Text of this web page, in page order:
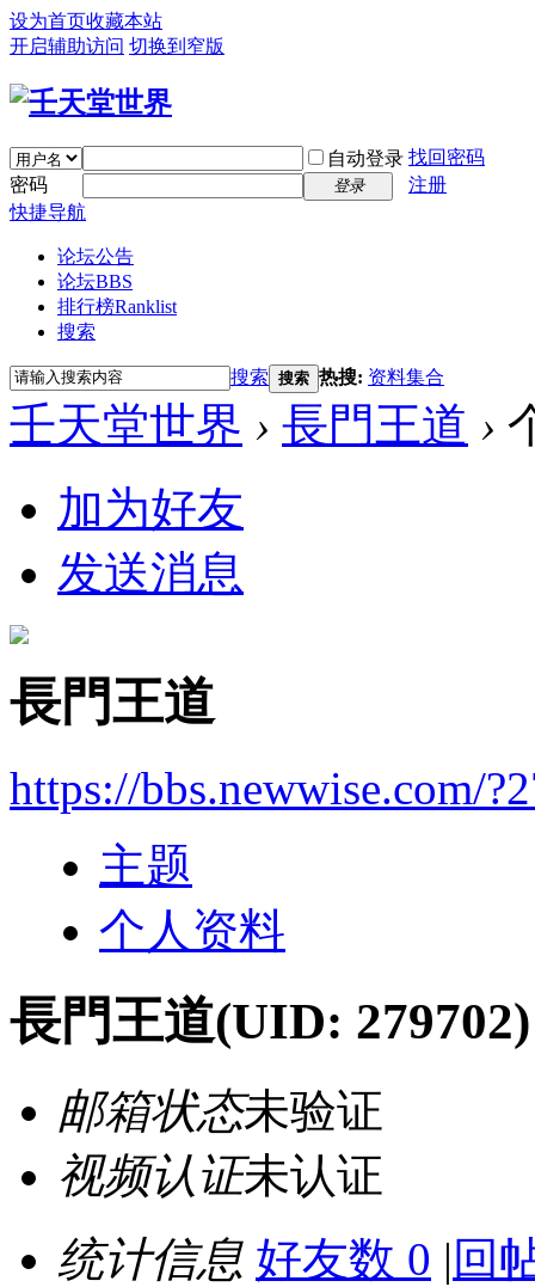
设为首页收藏本站
开启辅助访问 切换到窄版
自动登录 找回密码
密码
登录
注册
快捷导航
论坛公告
论坛BBS
排行榜Ranklist
搜索
搜索 搜索 热搜: 资料集合
壬天堂世界 › 長門王道 ›
加为好友
发送消息
長門王道
https://bbs.newwise.com/
主题
个人资料
長門王道(UID: 279702)
邮箱状态未验证
视频认证未认证
统计信息 好友数 0 | 回